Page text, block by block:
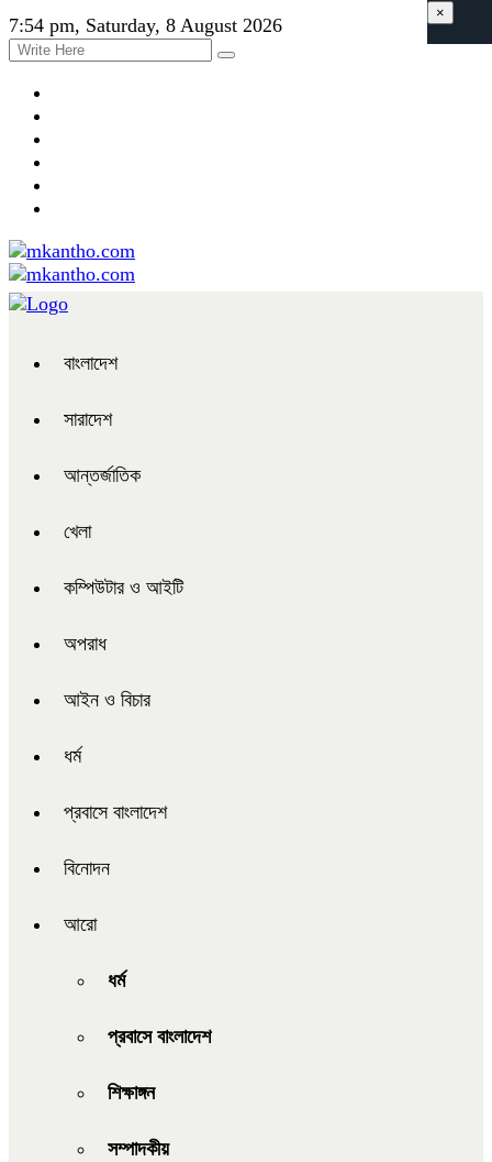
7:54 pm, Saturday, 8 August 2026
বাংলাদেশ
সারাদেশ
আন্তর্জাতিক
খেলা
কম্পিউটার ও আইটি
অপরাধ
আইন ও বিচার
ধর্ম
প্রবাসে বাংলাদেশ
বিনোদন
আরো
ধর্ম
প্রবাসে বাংলাদেশ
শিক্ষাঙ্গন
সম্পাদকীয়
×